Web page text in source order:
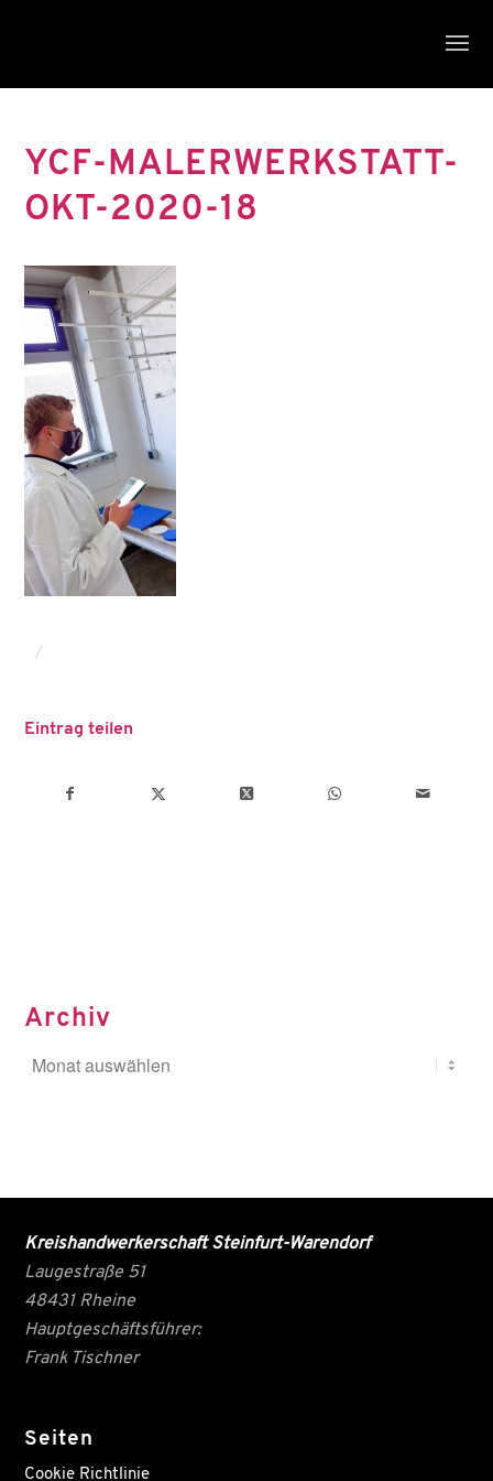
YCF-MALERWERKSTATT-
OKT-2020-18
/
Eintrag teilen
Archiv
Kreishandwerkerschaft Steinfurt-Warendorf
Laugestraße 51
48431 Rheine
Hauptgeschäftsführer:
Frank Tischner
Seiten
Cookie Richtlinie